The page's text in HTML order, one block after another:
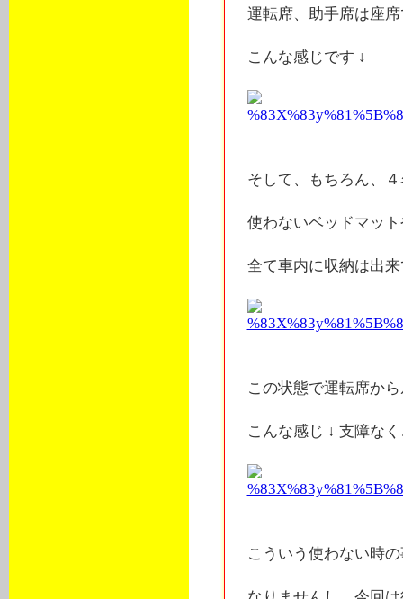
運転席、助手席は座
こんな感じです ↓
そして、もちろん、
使わないベッドマッ
全て車内に収納は出
この状態で運転席か
こんな感じ ↓ 支障な
こういう使わない時